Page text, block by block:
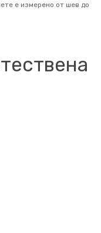
е измерено от шев до